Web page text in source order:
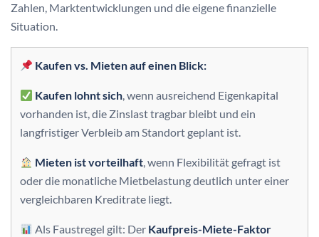
Zahlen, Marktentwicklungen und die eigene finanzielle
Situation.
Kaufen vs. Mieten auf einen Blick:
Kaufen lohnt sich, wenn ausreichend Eigenkapital
vorhanden ist, die Zinslast tragbar bleibt und ein
langfristiger Verbleib am Standort geplant ist.
Mieten ist vorteilhaft, wenn Flexibilität gefragt ist
oder die monatliche Mietbelastung deutlich unter einer
vergleichbaren Kreditrate liegt.
Als Faustregel gilt: Der Kaufpreis-Miete-Faktor